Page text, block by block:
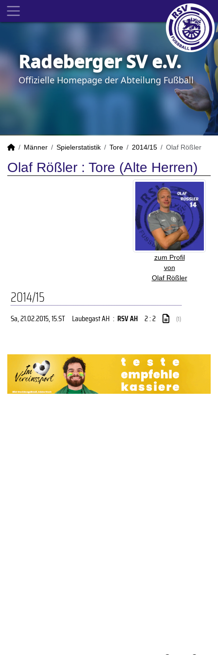
Radeberger SV e.V.
Offizielle Homepage der Abteilung Fußball
Männer Spielerstatistik Tore 2014/15 Olaf Rößler
Olaf Rößler : Tore (Alte Herren)
zum Profil
von
Olaf Rößler
2014/15
Sa, 21.02.2015, 15.ST Laubegast AH : RSV AH 2 : 2 (1)